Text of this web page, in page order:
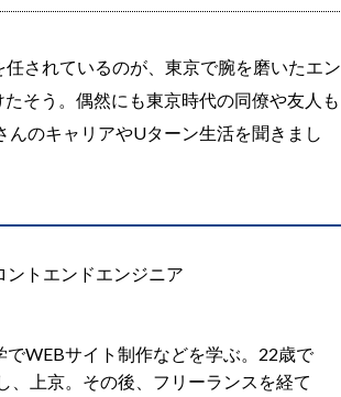
されているのが、東京で腕を磨いたエン
そう。偶然にも東京時代の同僚や友人も
のキャリアやUターン生活を聞きまし
トエンドエンジニア
WEBサイト制作などを学ぶ。22歳で
、上京。その後、フリーランスを経て